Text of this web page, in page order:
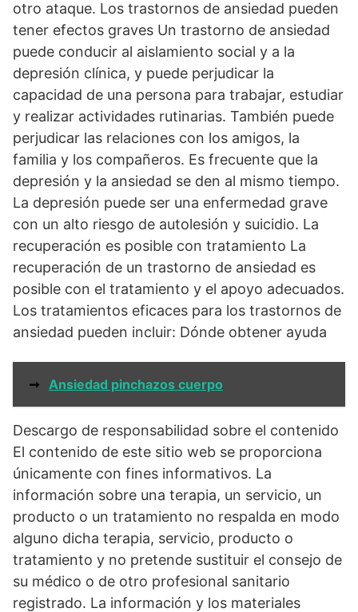
otro ataque. Los trastornos de ansiedad pueden
tener efectos graves Un trastorno de ansiedad
puede conducir al aislamiento social y a la
depresión clínica, y puede perjudicar la
capacidad de una persona para trabajar, estudiar
y realizar actividades rutinarias. También puede
perjudicar las relaciones con los amigos, la
familia y los compañeros. Es frecuente que la
depresión y la ansiedad se den al mismo tiempo.
La depresión puede ser una enfermedad grave
con un alto riesgo de autolesión y suicidio. La
recuperación es posible con tratamiento La
recuperación de un trastorno de ansiedad es
posible con el tratamiento y el apoyo adecuados.
Los tratamientos eficaces para los trastornos de
ansiedad pueden incluir: Dónde obtener ayuda
➞ Ansiedad pinchazos cuerpo
Descargo de responsabilidad sobre el contenido
El contenido de este sitio web se proporciona
únicamente con fines informativos. La
información sobre una terapia, un servicio, un
producto o un tratamiento no respalda en modo
alguno dicha terapia, servicio, producto o
tratamiento y no pretende sustituir el consejo de
su médico o de otro profesional sanitario
registrado. La información y los materiales